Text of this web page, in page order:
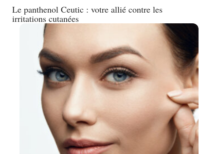
Le panthenol Ceutic : votre allié contre les
irritations cutanées